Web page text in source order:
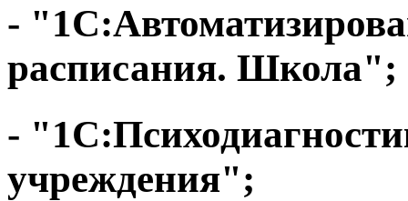
-
расписания. Школа";
-
учреждения";